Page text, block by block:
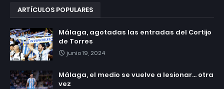
ARTÍCULOS POPULARES
Málaga, agotadas las entradas del Cortijo
de Torres
junio 19, 2024
Málaga, el medio se vuelve a lesionar... otra
vez